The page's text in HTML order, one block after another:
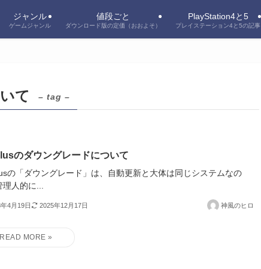
ジャンル
ゲームジャンル
値段ごと
ダウンロード版の定価（おおよそ）
PlayStation4と5
プレイステーション4と5の記事
て – tag –
のダウングレードについて
の「ダウングレード」は、自動更新と大体は同じシステムなの
人的に...
4月19日 2025年12月17日 神風のヒロ